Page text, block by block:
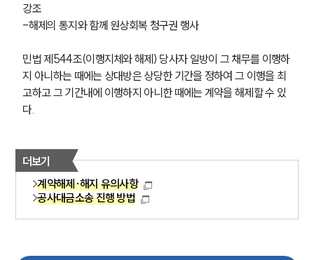
강조
-해제의 통지와 함께 원상회복 청구권 행사
민법 제544조(이행지체와 해제) 당사자 일방이 그 채무를 이행하
지 아니하는 때에는 상대방은 상당한 기간을 정하여 그 이행을 최
고하고 그 기간내에 이행하지 아니한 때에는 계약을 해제할 수 있
다.
더보기
계약해제·해지 유의사항
공사대금소송 진행 방법